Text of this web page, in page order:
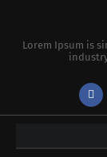
Lorem Ipsum is